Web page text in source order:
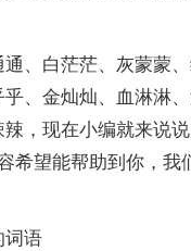
、白茫茫、灰蒙蒙
、金灿灿、血淋淋
，现在小编就来说
希望能帮助到你，我
词语